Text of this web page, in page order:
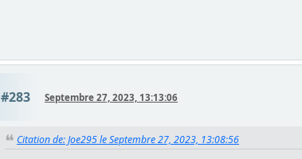
#283 Septembre 27, 2023, 13:13:06
Citation de: Joe295 le Septembre 27, 2023, 13:08:56